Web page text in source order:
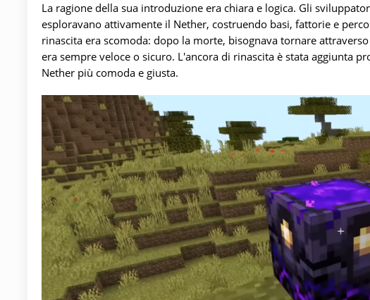
La ragione della sua introduzione era chiara e logica. Gli
esploravano attivamente il Nether, costruendo basi, fattorie e
rinascita era scomoda: dopo la morte, bisognava tornare
era sempre veloce o sicuro. L'ancora di rinascita è stata aggiunta
Nether più comoda e giusta.